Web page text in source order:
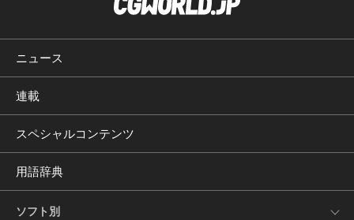
ニュース
連載
スペシャルコンテンツ
用語辞典
ソフト別